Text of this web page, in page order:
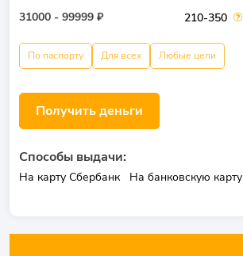
31000 - 99999 ₽
210-350
По паспорту Для всех Любые цели
Получить деньги
Способы выдачи:
На карту Сбербанк На банковскую карту